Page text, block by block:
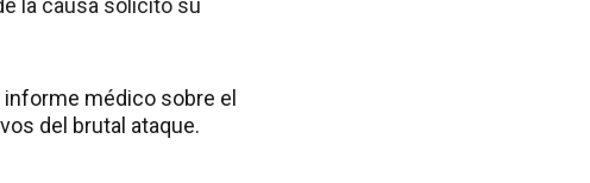
médico sobre el
del brutal ataque.